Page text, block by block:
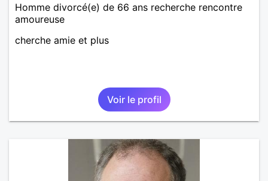
Homme divorcé(e) de 66 ans recherche rencontre
amoureuse
cherche amie et plus
Voir le profil